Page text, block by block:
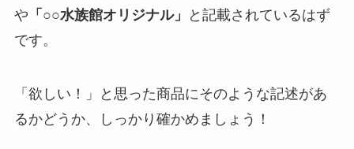
や 「○○水族館オリジナル」
と記載されているはず
です。
「欲しい！」と思った商品にそのような記述があ
るかどうか、しっかり確かめましょう！